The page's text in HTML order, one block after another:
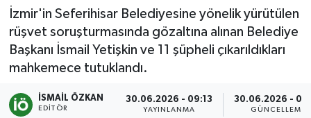
İzmir'in Seferihisar Belediyesine yönelik yürütülen
rüşvet soruşturmasında gözaltına alınan Belediye
Başkanı İsmail Yetişkin ve 11 şüpheli çıkarıldıkları
mahkemece tutuklandı.
İSMAIL ÖZKAN
EDITÖR
30.06.2026 - 09:13
YAYINLANMA
30.06.2026 -
GÜNCELLEME
Sağlık
Teknoloji
Son Dakika Haberleri
Haber Arşivi